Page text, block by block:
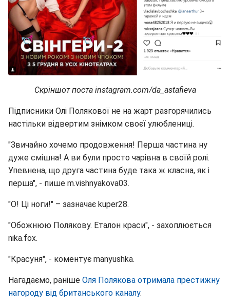
Скріншот поста instagram.com/da_astafieva
Підписники Олі Полякової не на жарт разгорячились
настільки відвертим знімком своєї улюблениці.
"Звичайно хочемо продовження! Перша частина ну
дуже смішна! А ви були просто чарівна в своїй ролі.
Упевнена, що друга частина буде така ж класна, як і
перша", - пише m.vishnyakova03.
"О! Ці ноги!" – зазначає kuper28.
"Обожнюю Полякову. Еталон краси", - захоплюється
nika.fox.
"Красуня", - коментує manyushka.
Нагадаємо, раніше Оля Полякова отримала престижну
нагороду від британського каналу.